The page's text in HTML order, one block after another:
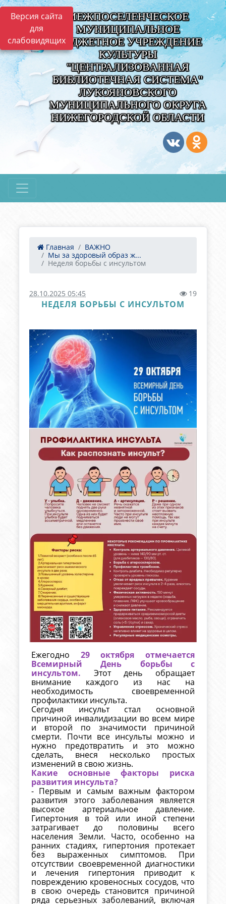
Версия сайта
для
слабовидящих
МЕЖПОСЕЛЕНЧЕСКОЕ
МУНИЦИПАЛЬНОЕ
БЮДЖЕТНОЕ УЧРЕЖДЕНИЕ
КУЛЬТУРЫ
"ЦЕНТРАЛИЗОВАННАЯ
БИБЛИОТЕЧНАЯ СИСТЕМА"
ЛУКОЯНОВСКОГО
МУНИЦИПАЛЬНОГО ОКРУГА
НИЖЕГОРОДСКОЙ ОБЛАСТИ
Главная
ВАЖНО
Мы за здоровый образ ж...
Неделя борьбы с инсультом
28.10.2025 05:45 19
НЕДЕЛЯ БОРЬБЫ С ИНСУЛЬТОМ
Ежегодно 29 октября отмечается
Всемирный День борьбы с
инсультом. Этот день обращает
внимание каждого из нас на
необходимость своевременной
профилактики инсульта.
Сегодня инсульт стал основной
причиной инвалидизации во всем мире
и второй по значимости причиной
смерти. Почти все инсульты можно и
нужно предотвратить и это можно
сделать, внеся несколько простых
изменений в свою жизнь.
Какие основные факторы риска
развития инсульта?
- Первым и самым важным фактором
развития этого заболевания является
высокое артериальное давление.
Гипертония в той или иной степени
затрагивает до половины всего
населения Земли. Часто, особенно на
ранних стадиях, гипертония протекает
без выраженных симптомов. При
отсутствии своевременной диагностики
и лечения гипертония приводит к
повреждению кровеносных сосудов, что
в свою очередь становится причиной
ряда серьезных заболеваний, включая